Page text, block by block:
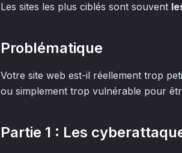
Les sites les plus ciblés sont souvent
Problématique
Votre site web est-il réellement trop
ou simplement trop vulnérable pour
Partie 1 : Les